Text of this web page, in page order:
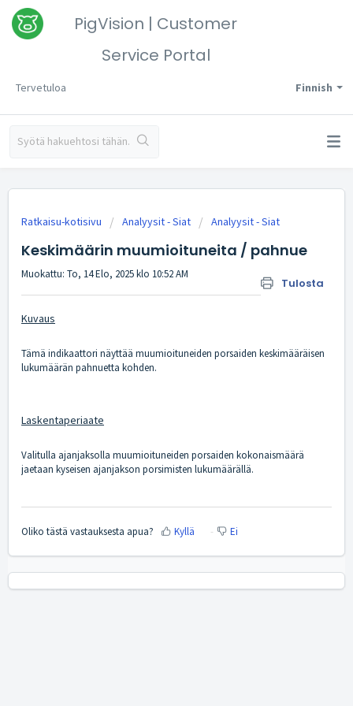
PigVision | Customer
Service Portal
Finnish
Tervetuloa
Ratkaisu-kotisivu Analyysit - Siat Analyysit - Siat
Keskimäärin muumioituneita / pahnue
Tulosta
Muokattu: To, 14 Elo, 2025 klo 10:52 AM
Kuvaus
Tämä indikaattori näyttää muumioituneiden porsaiden keskimääräisen
lukumäärän pahnuetta kohden.
Laskentaperiaate
Valitulla ajanjaksolla muumioituneiden porsaiden kokonaismäärä
jaetaan kyseisen ajanjakson porsimisten lukumäärällä.
Oliko tästä vastauksesta apua? Kyllä Ei